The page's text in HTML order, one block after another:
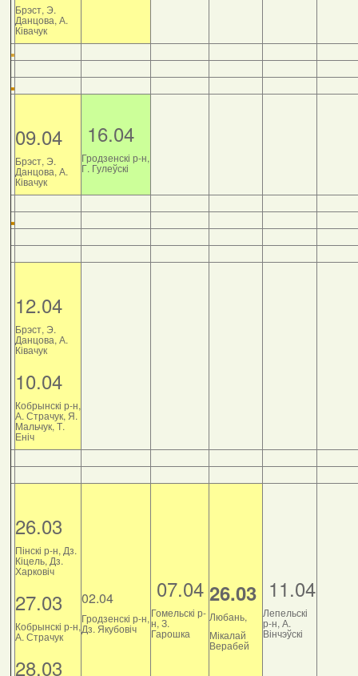
Брэст, Э.
Данцова, А.
Ківачук
09.04
Брэст, Э.
Данцова, А.
Ківачук
16.04
Гродзенскі р-н,
Г. Гулеўскі
12.04
Брэст, Э.
Данцова, А.
Ківачук
10.04
Кобрынскі р-н,
А. Страчук, Я.
Мальчук, Т.
Еніч
26.03
Пінскі р-н, Дз.
Кіцель, Дз.
Харковіч
27.03
Кобрынскі р-н,
А. Страчук
28.03
02.04
Гродзенскі р-н,
Дз. Якубовіч
07.04
Гомельскі р-
н, З.
Гарошка
26.03
Любань,
Мікалай
Верабей
11.04
Лепельскі
р-н, А.
Вінчэўскі